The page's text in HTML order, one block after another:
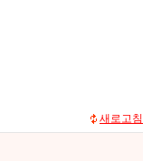
새로고침